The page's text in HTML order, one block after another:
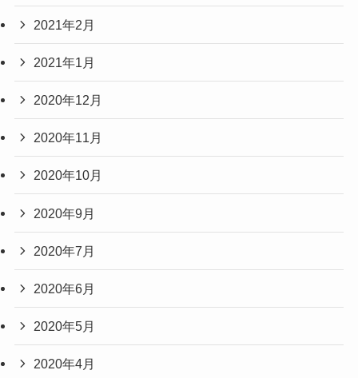
2021年2月
2021年1月
2020年12月
2020年11月
2020年10月
2020年9月
2020年7月
2020年6月
2020年5月
2020年4月